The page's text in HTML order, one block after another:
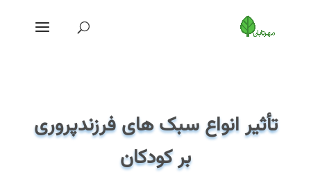
تأثیر انواع سبک های فرزندپروری
بر کودکان